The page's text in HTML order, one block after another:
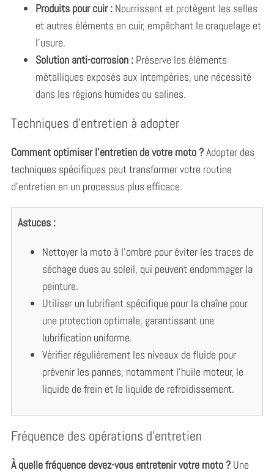
Produits pour cuir :Nourrissent et protègent les selles
et autres éléments en cuir, empêchant le craquelage et
l’usure.
Solution anti-corrosion :Préserve les éléments
métalliques exposés aux intempéries, une nécessité
dans les régions humides ou salines.
Techniques d’entretien à adopter
Comment optimiser l’entretien de votre moto ?Adopter des
techniques spécifiques peut transformer votre routine
d’entretien en un processus plus efficace.
Astuces :
Nettoyer la moto à l’ombre pour éviter les traces de
séchage dues au soleil, qui peuvent endommager la
peinture.
Utiliser un lubrifiant spécifique pour la chaîne pour
une protection optimale, garantissant une
lubrification uniforme.
Vérifier régulièrement les niveaux de fluide pour
prévenir les pannes, notamment l’huile moteur, le
liquide de frein et le liquide de refroidissement.
Fréquence des opérations d’entretien
À quelle fréquence devez-vous entretenir votre moto ?Une
a
c